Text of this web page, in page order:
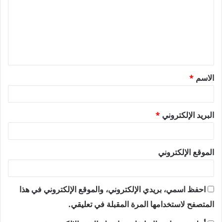
ق
*
الاسم *
البريد الإلكتروني *
الموقع الإلكتروني
احفظ اسمي، بريدي الإلكتروني، والموقع الإلكتروني في هذا
المتصفح لاستخدامها المرة المقبلة في تعليقي.